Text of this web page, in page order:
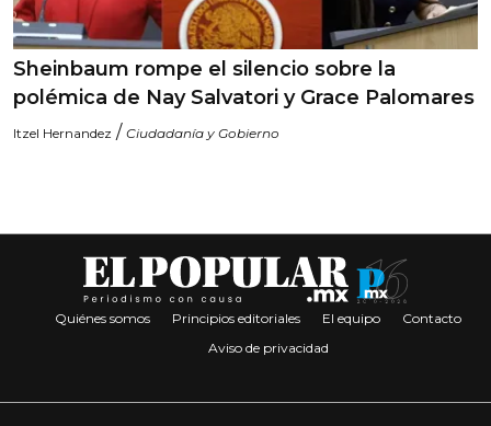
Sheinbaum rompe el silencio sobre la
polémica de Nay Salvatori y Grace Palomares
Itzel Hernandez / Ciudadanía y Gobierno
Quiénes somos Principios editoriales El equipo
Contacto
Aviso de privacidad